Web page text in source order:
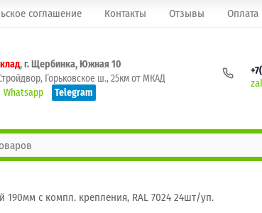
соглашение Контакты Отзывы Оплата
, г. Щербинка, Южная 10
Горьковское ш., 25км от МКАД
Whatsapp Telegram
с компл. крепления, RAL 7024 24шт/уп.